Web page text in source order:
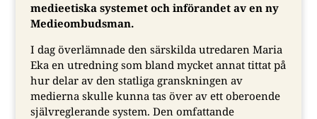
medieetiska systemet och införandet av en ny
Medieombudsman.
I dag överlämnade den särskilda utredaren Maria
Eka en utredning som bland mycket annat tittat på
hur delar av den statliga granskningen av
medierna skulle kunna tas över av ett oberoende
självreglerande system. Den omfattande